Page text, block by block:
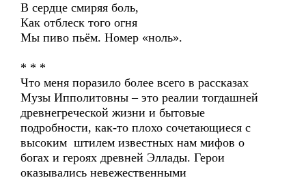
В сердце смиряя боль,
Как отблеск того огня
Мы пиво пьём. Номер «ноль».
* * *
Что меня поразило более всего в рассказах
Музы Ипполитовны – это реалии тогдашней
древнегреческой жизни и бытовые
подробности, как-то плохо сочетающиеся с
высоким штилем известных нам мифов о
богах и героях древней Эллады. Герои
оказывались невежественными